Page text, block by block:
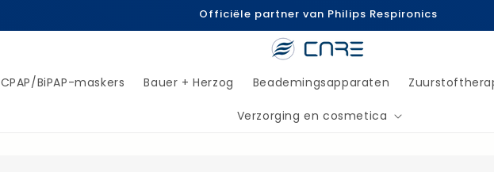
Officiële partner van Philips Respironics
CPAP/BiPAP-maskers Bauer + Herzog Beademingsapparaten
Verzorging en cosmetica